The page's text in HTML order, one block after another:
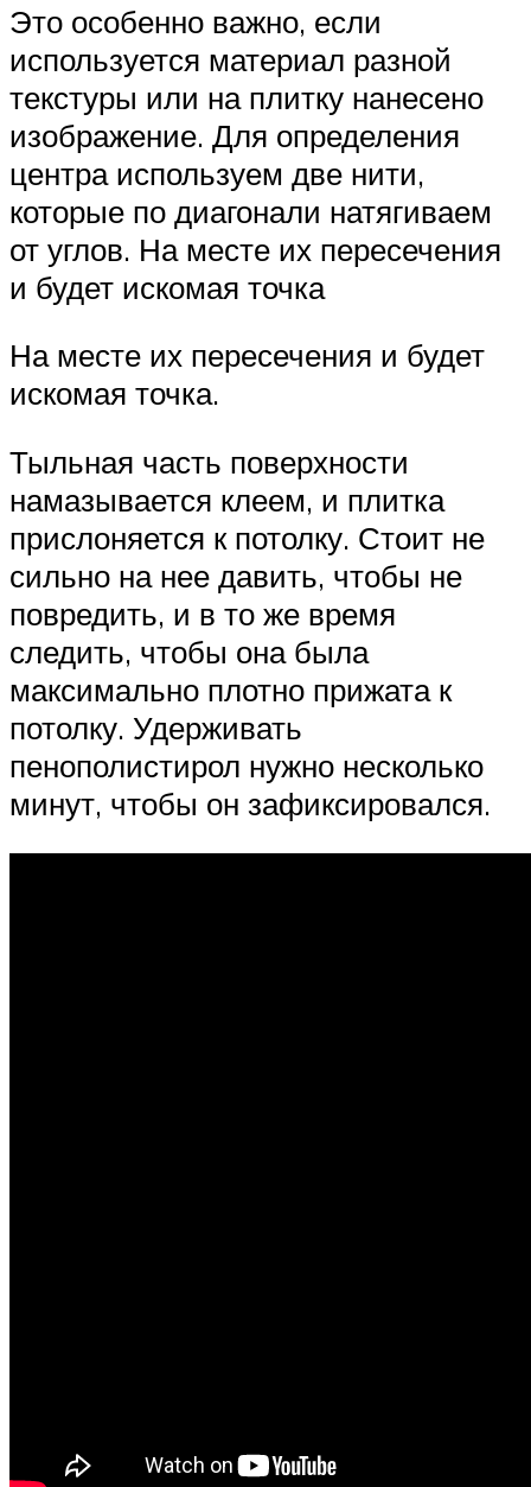
Это особенно важно, если
используется материал разной
текстуры или на плитку нанесено
изображение. Для определения
центра используем две нити,
которые по диагонали натягиваем
от углов. На месте их пересечения
и будет искомая точка
На месте их пересечения и будет
искомая точка.
Тыльная часть поверхности
намазывается клеем, и плитка
прислоняется к потолку. Стоит не
сильно на нее давить, чтобы не
повредить, и в то же время
следить, чтобы она была
максимально плотно прижата к
потолку. Удерживать
пенополистирол нужно несколько
минут, чтобы он зафиксировался.